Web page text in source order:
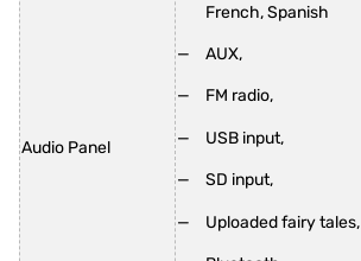
Audio Panel
French, Spanish
AUX,
FM radio,
USB input,
SD input,
Uploaded fairy tales,